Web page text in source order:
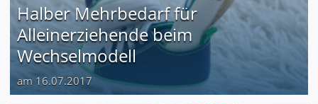
Halber Mehrbedarf für
Alleinerziehende beim
Wechselmodell
am 16.07.2017